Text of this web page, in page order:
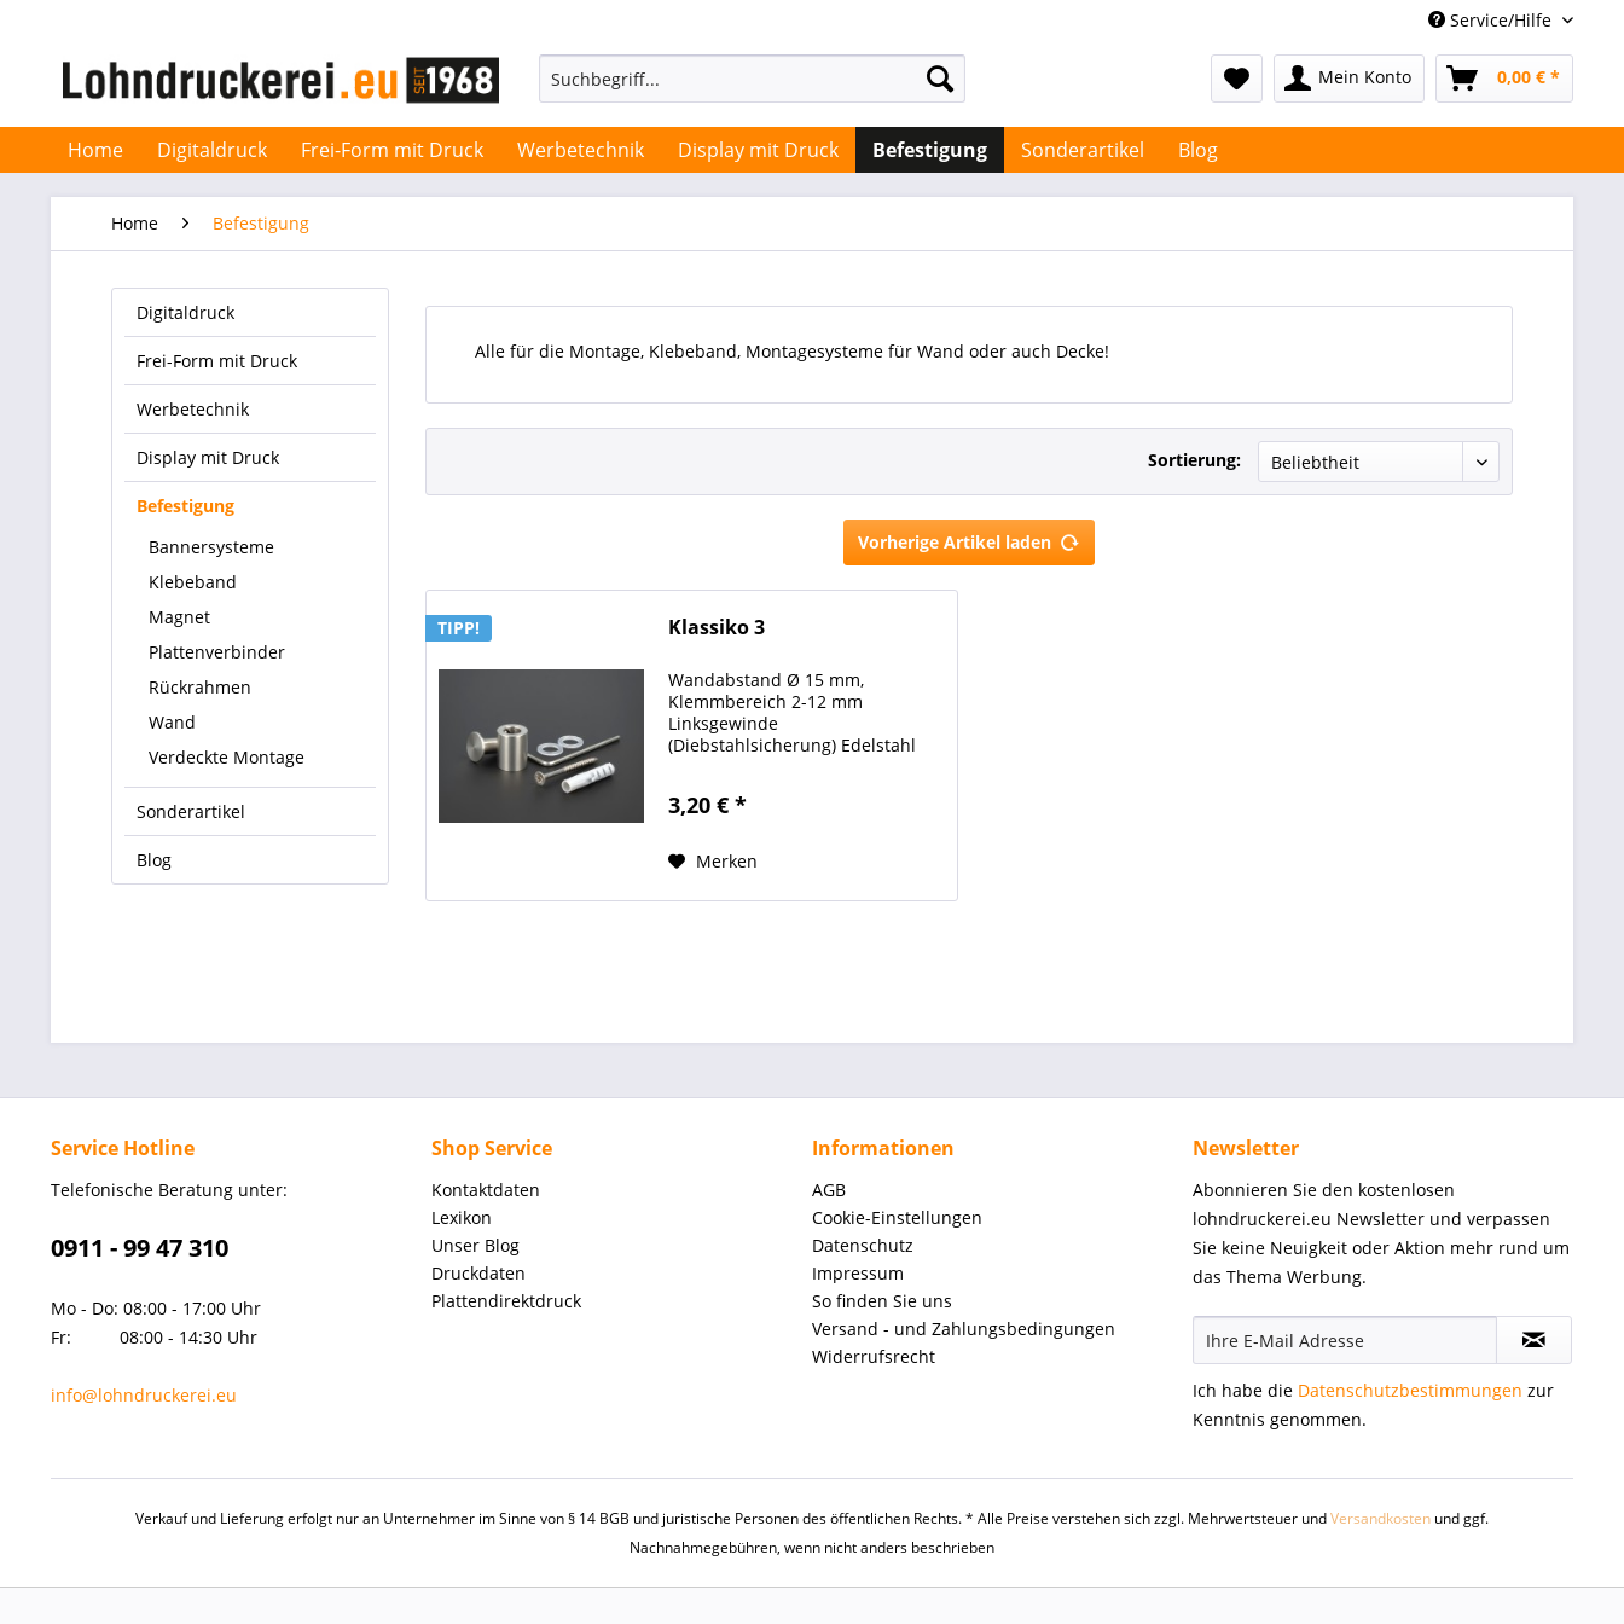
Service/Hilfe
Mein Konto 0,00 € *
Home Digitaldruck Frei-Form mit Druck Werbetechnik Display mit Druck Befestigung Sonderartikel Blog
Home Befestigung
Digitaldruck
Frei-Form mit Druck
Werbetechnik
Display mit Druck
Befestigung
Bannersysteme
Klebeband
Magnet
Plattenverbinder
Rückrahmen
Wand
Verdeckte Montage
Sonderartikel
Blog
Alle für die Montage, Klebeband, Montagesysteme für Wand oder auch Decke!
Sortierung:
Vorherige Artikel laden
TIPP! Klassiko 3
Wandabstand Ø 15 mm,
Klemmbereich 2-12 mm
Linksgewinde
(Diebstahlsicherung) Edelstahl
3,20 € *
Merken
Service Hotline
Telefonische Beratung unter:
0911 - 99 47 310
Mo - Do: 08:00 - 17:00 Uhr
Fr: 08:00 - 14:30 Uhr
info@lohndruckerei.eu
Shop Service
Kontaktdaten
Lexikon
Unser Blog
Druckdaten
Plattendirektdruck
Informationen
AGB
Cookie-Einstellungen
Datenschutz
Impressum
So finden Sie uns
Versand - und Zahlungsbedingungen
Widerrufsrecht
Newsletter
Abonnieren Sie den kostenlosen
lohndruckerei.eu Newsletter und verpassen
Sie keine Neuigkeit oder Aktion mehr rund um
das Thema Werbung.
Ich habe die Datenschutzbestimmungen zur
Kenntnis genommen.
Verkauf und Lieferung erfolgt nur an Unternehmer im Sinne von § 14 BGB und juristische Personen des öffentlichen Rechts. * Alle Preise verstehen sich zzgl. Mehrwertsteuer undVersandkosten und ggf.
Nachnahmegebühren, wenn nicht anders beschrieben